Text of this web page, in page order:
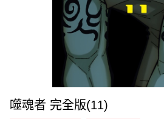
噬魂者 完全版(11)